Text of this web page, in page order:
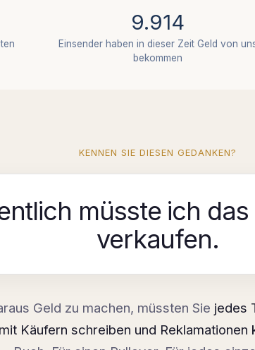
9.914
Einsender haben in dieser Zeit Geld von
bekommen
KENNEN SIE DIESEN GEDANKEN?
müsste ich das
verkaufen.
Geld zu machen, müssten Sie jedes
Käufern schreiben und Reklamationen